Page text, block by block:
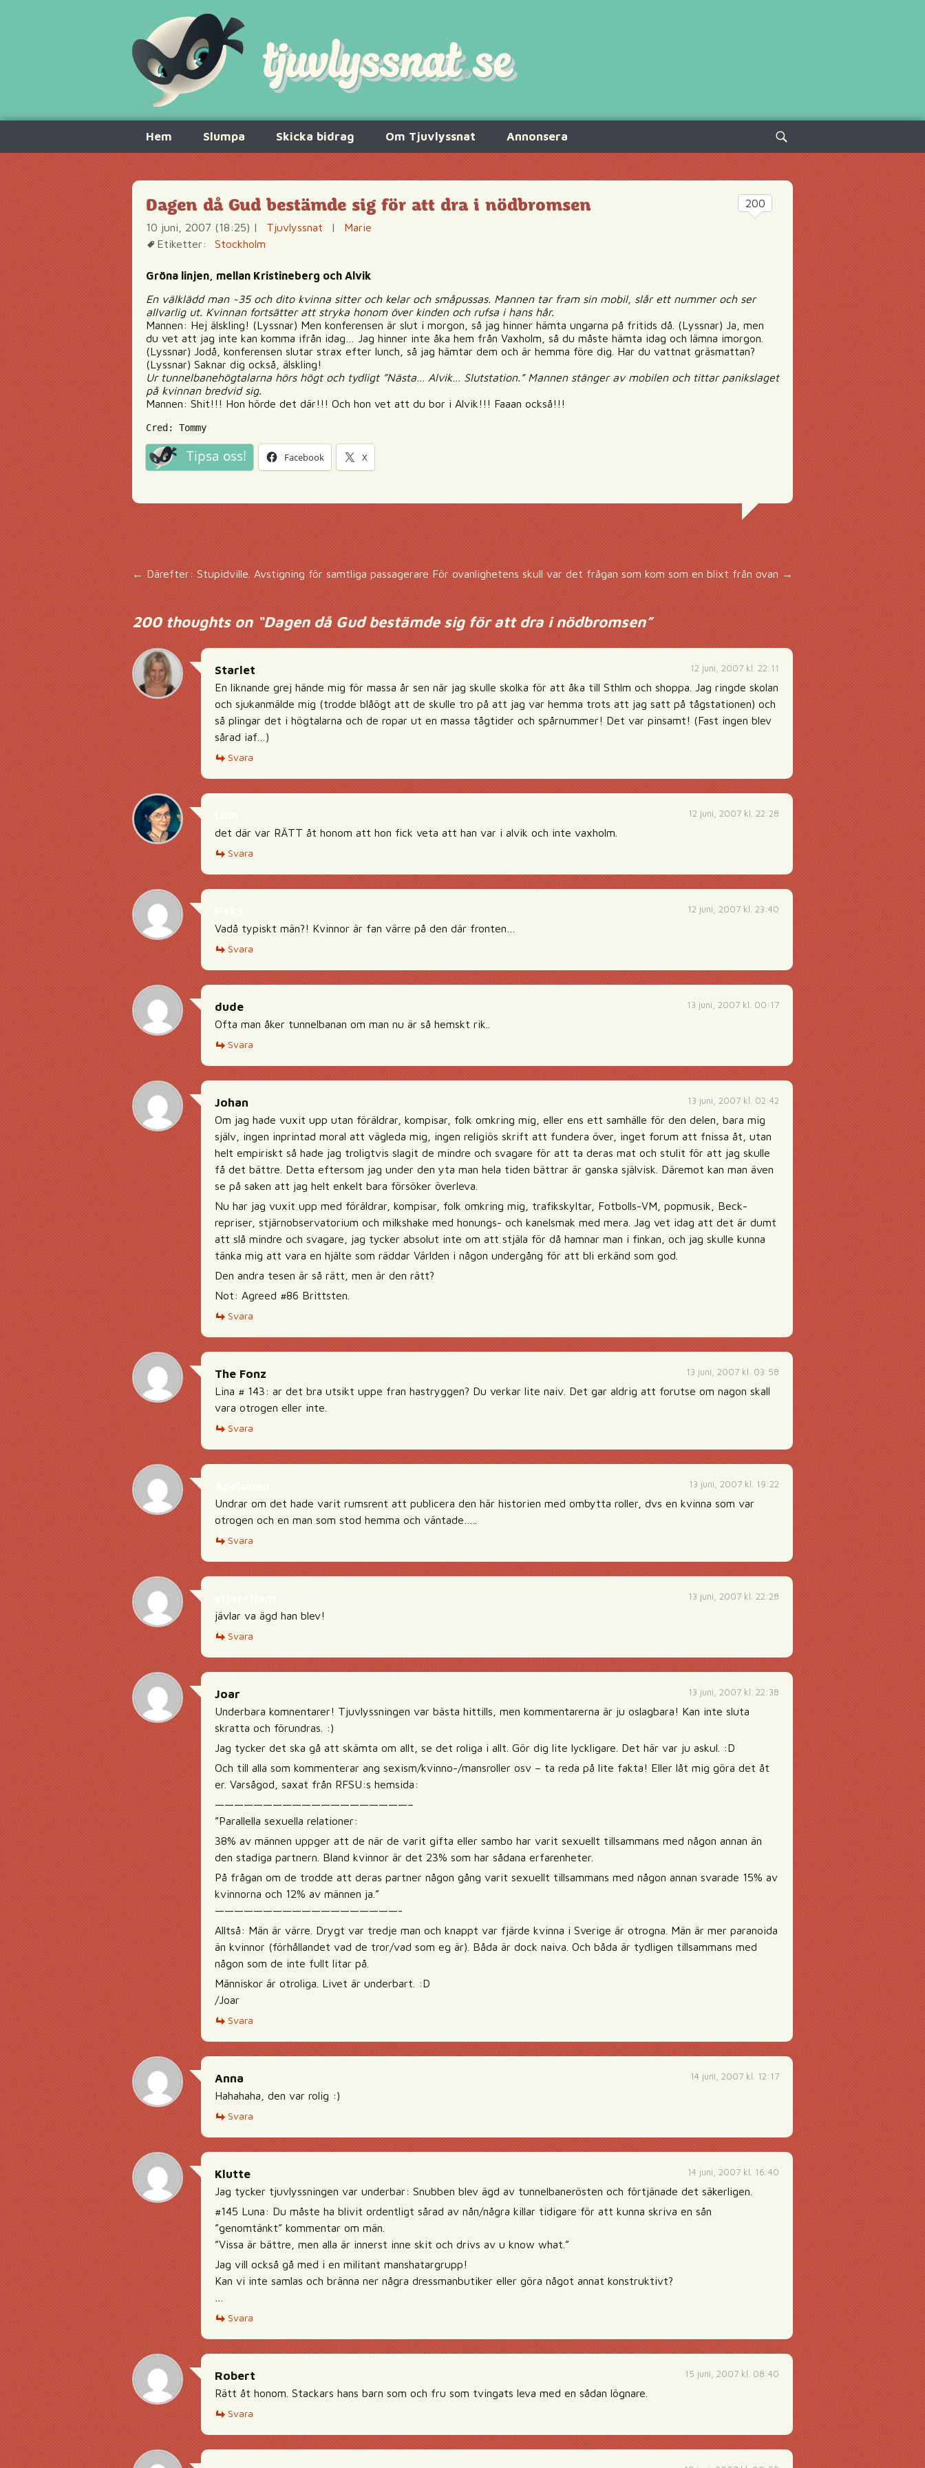
innehåll
Hem Slumpa Skicka bidrag Om Tjuvlyssnat Annonsera
Sök
efter:
Dagen då Gud bestämde sig för att dra i nödbromsen
10 juni, 2007 (18:25) | Tjuvlyssnat |
Marie
Etiketter:
Stockholm
Gröna linjen, mellan Kristineberg och Alvik
En välklädd man ~35 och dito kvinna sitter och kelar och småpussas. Mannen tar fram sin mobil, slår ett nummer och ser
allvarlig ut. Kvinnan fortsätter att stryka honom över kinden och rufsa i hans hår.
Mannen: Hej älskling! (Lyssnar) Men konferensen är slut i morgon, så jag hinner hämta ungarna på fritids då. (Lyssnar) Ja, men
du vet att jag inte kan komma ifrån idag… Jag hinner inte åka hem från Vaxholm, så du måste hämta idag och lämna imorgon.
(Lyssnar) Jodå, konferensen slutar strax efter lunch, så jag hämtar dem och är hemma före dig. Har du vattnat gräsmattan?
(Lyssnar) Saknar dig också, älskling!
Ur tunnelbanehögtalarna hörs högt och tydligt ”Nästa… Alvik… Slutstation.”Mannen stänger av mobilen och tittar panikslaget
på kvinnan bredvid sig.
Mannen: Shit!!! Hon hörde det där!!! Och hon vet att du bor i Alvik!!! Faaan också!!!
Cred: Tommy
Tipsa oss! Facebook X
200
Inläggsnavigering
← Därefter: Stupidville. Avstigning för samtliga passagerare För ovanlighetens skull var det frågan som kom som en blixt från ovan →
200 thoughts on “Dagen då Gud bestämde sig för att dra i nödbromsen”
12 juni, 2007 kl. 22:11
Starlet
En liknande grej hände mig för massa år sen när jag skulle skolka för att åka till Sthlm och shoppa. Jag ringde skolan
och sjukanmälde mig (trodde blåögt att de skulle tro på att jag var hemma trots att jag satt på tågstationen) och
så plingar det i högtalarna och de ropar ut en massa tågtider och spårnummer! Det var pinsamt! (Fast ingen blev
sårad iaf…)
Svara
12 juni, 2007 kl. 22:28
det där var RÄTT åt honom att hon fick veta att han var i alvik och inte vaxholm.
Svara
12 juni, 2007 kl. 23:40
Vadå typiskt män?! Kvinnor är fan värre på den där fronten…
Svara
13 juni, 2007 kl. 00:17
dude
Ofta man åker tunnelbanan om man nu är så hemskt rik..
Svara
13 juni, 2007 kl. 02:42
Johan
Om jag hade vuxit upp utan föräldrar, kompisar, folk omkring mig, eller ens ett samhälle för den delen, bara mig
själv, ingen inprintad moral att vägleda mig, ingen religiös skrift att fundera över, inget forum att fnissa åt, utan
helt empiriskt så hade jag troligtvis slagit de mindre och svagare för att ta deras mat och stulit för att jag skulle
få det bättre. Detta eftersom jag under den yta man hela tiden bättrar är ganska självisk. Däremot kan man även
se på saken att jag helt enkelt bara försöker överleva.
Nu har jag vuxit upp med föräldrar, kompisar, folk omkring mig, trafikskyltar, Fotbolls-VM, popmusik, Beck-
repriser, stjärnobservatorium och milkshake med honungs- och kanelsmak med mera. Jag vet idag att det är dumt
att slå mindre och svagare, jag tycker absolut inte om att stjäla för då hamnar man i finkan, och jag skulle kunna
tänka mig att vara en hjälte som räddar Världen i någon undergång för att bli erkänd som god.
Den andra tesen är så rätt, men är den rätt?
Not: Agreed #86 Brittsten.
Svara
13 juni, 2007 kl. 03:58
The Fonz
Lina # 143: ar det bra utsikt uppe fran hastryggen? Du verkar lite naiv. Det gar aldrig att forutse om nagon skall
vara otrogen eller inte.
Svara
13 juni, 2007 kl. 19:22
Undrar om det hade varit rumsrent att publicera den här historien med ombytta roller, dvs en kvinna som var
otrogen och en man som stod hemma och väntade…..
Svara
13 juni, 2007 kl. 22:28
jävlar va ägd han blev!
Svara
13 juni, 2007 kl. 22:38
Joar
Underbara komnentarer! Tjuvlyssningen var bästa hittills, men kommentarerna är ju oslagbara! Kan inte sluta
skratta och förundras. :)
Jag tycker det ska gå att skämta om allt, se det roliga i allt. Gör dig lite lyckligare. Det här var ju askul. :D
Och till alla som kommenterar ang sexism/kvinno-/mansroller osv – ta reda på lite fakta! Eller låt mig göra det åt
er. Varsågod, saxat från RFSU:s hemsida:
————————————————————–
”Parallella sexuella relationer:
38% av männen uppger att de när de varit gifta eller sambo har varit sexuellt tillsammans med någon annan än
den stadiga partnern. Bland kvinnor är det 23% som har sådana erfarenheter.
På frågan om de trodde att deras partner någon gång varit sexuellt tillsammans med någon annan svarade 15% av
kvinnorna och 12% av männen ja.”
———————————————————-
Alltså: Män är värre. Drygt var tredje man och knappt var fjärde kvinna i Sverige är otrogna. Män är mer paranoida
än kvinnor (förhållandet vad de tror/vad som eg är). Båda är dock naiva. Och båda är tydligen tillsammans med
någon som de inte fullt litar på.
Människor är otroliga. Livet är underbart. :D
/Joar
Svara
14 juni, 2007 kl. 12:17
Anna
Hahahaha, den var rolig :)
Svara
14 juni, 2007 kl. 16:40
Klutte
Jag tycker tjuvlyssningen var underbar: Snubben blev ägd av tunnelbanerösten och förtjänade det säkerligen.
#145 Luna: Du måste ha blivit ordentligt sårad av nån/några killar tidigare för att kunna skriva en sån
”genomtänkt” kommentar om män.
”Vissa är bättre, men alla är innerst inne skit och drivs av u know what.”
Jag vill också gå med i en militant manshatargrupp!
Kan vi inte samlas och bränna ner några dressmanbutiker eller göra något annat konstruktivt?
Svara
15 juni, 2007 kl. 08:40
Robert
Rätt åt honom. Stackars hans barn som och fru som tvingats leva med en sådan lögnare.
Svara